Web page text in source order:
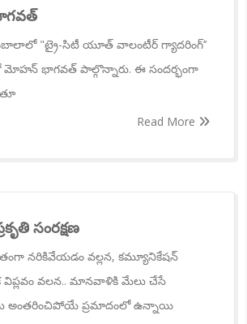
"ట్రై-సిటీ యూత్ వాలంటీర్ గ్యాదరింగ్’’
మోహన్ భాగవత్ పాల్గొన్నారు. ఈ సందర్భంగా
Read More
సంరక్షణ
నరికివేయడం వల్లన, కమ్యూనికేషన్
విప్లవం వలన.. మానవాళికి మేలు చేసే
అంతరించిపోయే ప్రమాదంలో ఉన్నాయి